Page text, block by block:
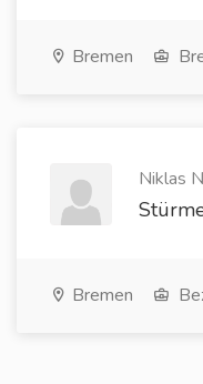
Bremen
Niklas
Bremen